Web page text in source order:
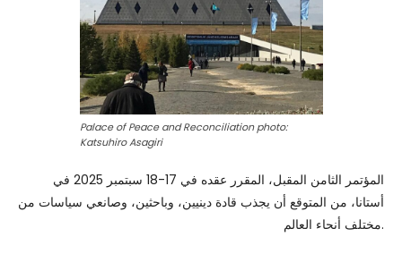
Palace of Peace and Reconciliation photo:
Katsuhiro Asagiri
المؤتمر الثامن المقبل، المقرر عقده في 17-18 سبتمبر 2025 في
أستانا، من المتوقع أن يجذب قادة دينيين، وباحثين، وصانعي سياسات من
مختلف أنحاء العالم.